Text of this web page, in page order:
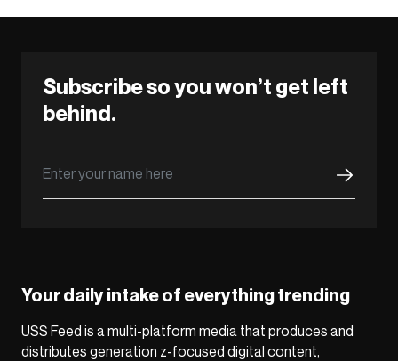
Subscribe so you won’t get left
behind.
Your daily intake of everything trending
USS Feed is a multi-platform media that produces and
distributes generation z-focused digital content,